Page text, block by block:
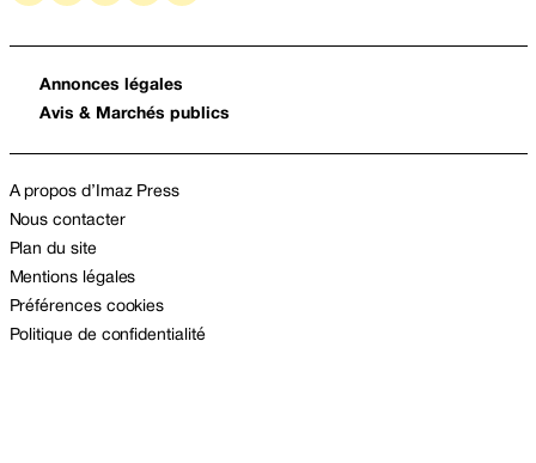
Annonces légales
Avis & Marchés publics
A propos d’Imaz Press
Nous contacter
Plan du site
Mentions légales
Préférences cookies
Politique de confidentialité